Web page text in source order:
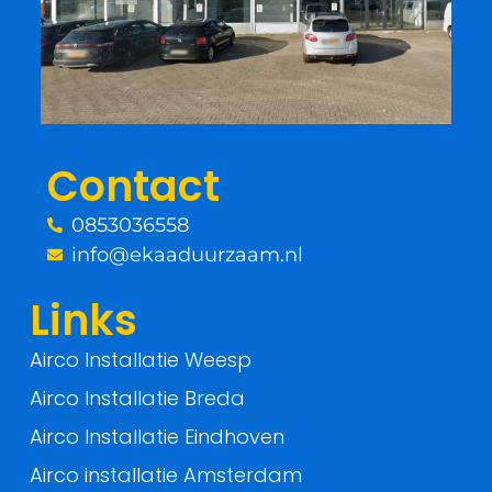
b
o
k
-
t
e
Contact
0853036558
info@ekaaduurzaam.nl
Links
Airco Installatie Weesp
Airco Installatie Breda
Airco Installatie Eindhoven
Airco installatie Amsterdam